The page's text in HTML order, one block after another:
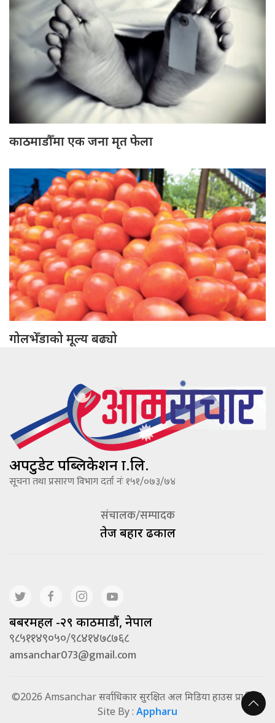
काठमाडौँमा एक जना मृत फेला
गोलभेँडाको मूल्य बढ्यो
अपटुडेट पब्लिकेशन प्रा.लि.
सूचना तथा प्रसारण विभाग दर्ता नंः १५१/०७३/७४
संचालक/सम्पादक
तेज बहादूर ढकाल
बबरमहल -२९ काठमाडौं, नेपाल
९८५११४९०५०/९८४१४७८७६८
amsanchar073@gmail.com
©2026 Amsanchar सर्वाधिकार सुरक्षित अल मिडिया हाउस प्रा.लि. |
Site By : Appharu